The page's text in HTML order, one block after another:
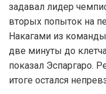
задавал лидер
вторых попыток на
Накагами из
две минуты до
показал Эспаргаро.
итоге остался